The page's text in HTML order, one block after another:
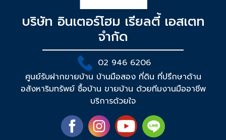
บริษัท อินเตอร์โฮม เรียลตี้ เอสเตท
จำกัด
02 946 6206
ศูนย์รับฝากขายบ้าน บ้านมือสอง ที่ดิน ที่ปรึกษาด้าน
อสังหาริมทรัพย์ ซื้อบ้าน ขายบ้าน ด้วยทีมงานมืออาชีพ
บริการด้วยใจ